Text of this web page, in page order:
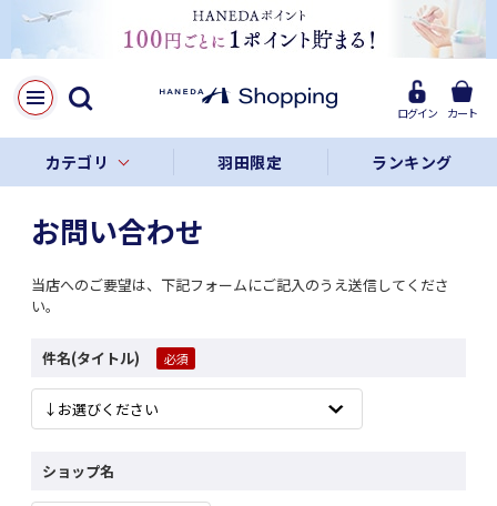
ログイン カート
カテゴリ 羽田限定 ランキング
お問い合わせ
当店へのご要望は、下記フォームにご記入のうえ送信してくださ
い。
件名(タイトル)
ショップ名